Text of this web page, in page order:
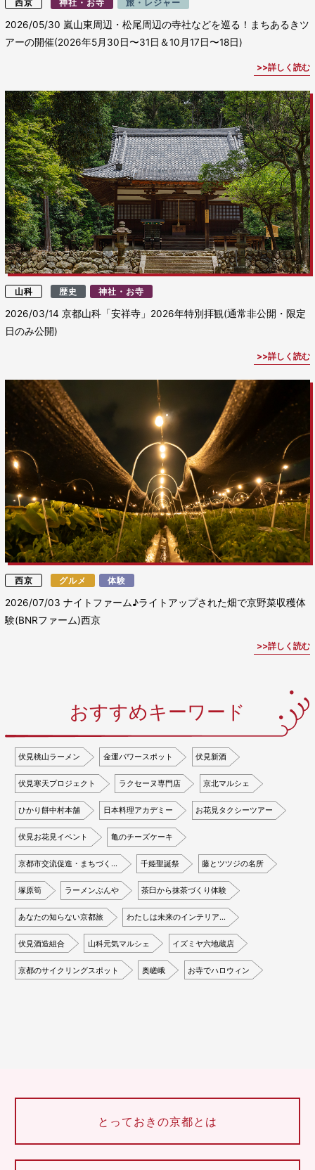
西京 神社・お寺 旅・レジャー
2026/05/30 嵐山東周辺・松尾周辺の寺社などを巡る！まちあるきツ
アーの開催(2026年5月30日〜31日＆10月17日〜18日)
詳しく読む
山科 歴史 神社・お寺
2026/03/14京都山科「安祥寺」2026年特別拝観(通常非公開・限定
日のみ公開)
詳しく読む
西京 グルメ 体験
2026/07/03ナイトファーム♪ライトアップされた畑で京野菜収穫体
験(BNRファーム)西京
詳しく読む
おすすめキーワード
伏見桃山ラーメン 金運パワースポット 伏見新酒
伏見寒天プロジェクト ラクセーヌ専門店 京北マルシェ
ひかり餅中村本舗 日本料理アカデミー お花見タクシーツアー
伏見お花見イベント 亀のチーズケーキ
京都市交流促進・まちづく… 千姫聖誕祭 藤とツツジの名所
塚原筍 ラーメンぶんや 茶臼から抹茶づくり体験
あなたの知らない京都旅 わたしは未来のインテリア…
伏見酒造組合 山科元気マルシェ イズミヤ六地蔵店
京都のサイクリングスポット 奥嵯峨 お寺でハロウィン
とっておきの京都とは